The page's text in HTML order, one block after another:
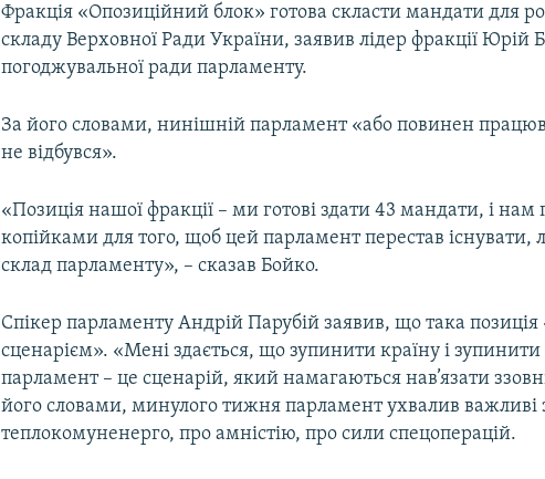
Фракція «Опозиційний блок» готова скласти мандати для
складу Верховної Ради України, заявив лідер фракції Юрій
погоджувальної ради парламенту.
За його словами, нинішній парламент «або повинен
не відбувся».
«Позиція нашої фракції – ми готові здати 43 мандати, і нам
копійками для того, щоб цей парламент перестав
склад парламенту», – сказав Бойко.
Спікер парламенту Андрій Парубій заявив, що така
сценарієм». «Мені здається, що зупинити країну і
парламент – це сценарій, який намагаються нав’язати
його словами, минулого тижня парламент ухвалив важливі
теплокомуненерго, про амністію, про сили спецоперацій.